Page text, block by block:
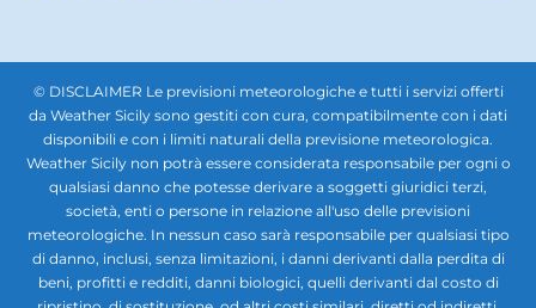
© DISCLAIMER Le previsioni meteorologiche e tutti i servizi offerti
da Weather Sicily sono gestiti con cura, compatibilmente con i dati
disponibili e con i limiti naturali della previsione meteorologica.
Weather Sicily non potrà essere considerata responsabile per ogni o
qualsiasi danno che potesse derivare a soggetti giuridici terzi,
società, enti o persone in relazione all'uso delle previsioni
meteorologiche. In nessun caso sarà responsabile per qualsiasi tipo
di danno, inclusi, senza limitazioni, i danni derivanti dalla perdita di
beni, profitti e redditi, danni biologici, quelli derivanti dal costo di